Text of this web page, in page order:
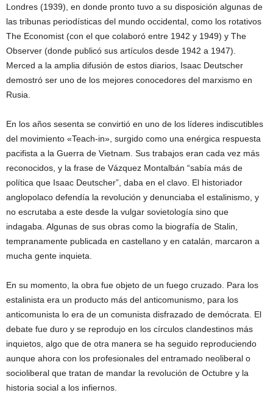
Londres (1939), en donde pronto tuvo a su disposición algunas de
las tribunas periodísticas del mundo occidental, como los rotativos
The Economist (con el que colaboró entre 1942 y 1949) y The
Observer (donde publicó sus artículos desde 1942 a 1947).
Merced a la amplia difusión de estos diarios, Isaac Deutscher
demostró ser uno de los mejores conocedores del marxismo en
Rusia.
En los años sesenta se convirtió en uno de los líderes indiscutibles
del movimiento «Teach-in», surgido como una enérgica respuesta
pacifista a la Guerra de Vietnam. Sus trabajos eran cada vez más
reconocidos, y la frase de Vázquez Montalbán “sabía más de
política que Isaac Deutscher”, daba en el clavo. El historiador
anglopolaco defendía la revolución y denunciaba el estalinismo, y
no escrutaba a este desde la vulgar sovietología sino que
indagaba. Algunas de sus obras como la biografía de Stalin,
tempranamente publicada en castellano y en catalán, marcaron a
mucha gente inquieta.
En su momento, la obra fue objeto de un fuego cruzado. Para los
estalinista era un producto más del anticomunismo, para los
anticomunista lo era de un comunista disfrazado de demócrata. El
debate fue duro y se reprodujo en los círculos clandestinos más
inquietos, algo que de otra manera se ha seguido reproduciendo
aunque ahora con los profesionales del entramado neoliberal o
socioliberal que tratan de mandar la revolución de Octubre y la
historia social a los infiernos.